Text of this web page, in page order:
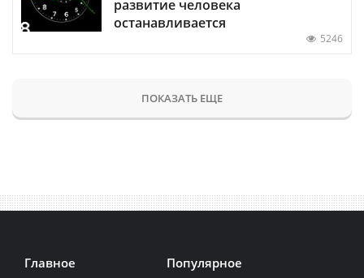
развитие человека
останавливается
5246
ПОКАЗАТЬ ЕЩЕ
Главное Популярное